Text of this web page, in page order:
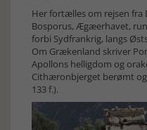
Her fortælles om rejsen fra
Bosporus, Ægæerhavet,
forbi Sydfrankrig, langs
Om Grækenland skriver
Apollons helligdom og
Cithæronbjerget berømt
133 f.).